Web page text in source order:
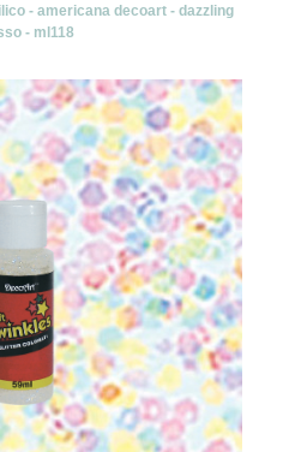
- americana decoart - dazzling
- ml118